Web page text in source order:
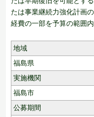
たは事業継続力強化計画
経費の一部を予算の範囲内
地域
福島県
実施機関
福島市
公募期間